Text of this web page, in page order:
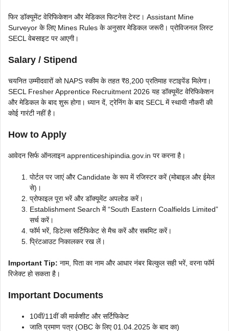
फिर डॉक्यूमेंट वेरिफिकेशन और मेडिकल फिटनेस टेस्ट। Assistant Mine
Surveyor के लिए Mines Rules के अनुसार मेडिकल जरूरी। प्रोविजनल लिस्ट
SECL वेबसाइट पर आएगी।
Salary / Stipend
चयनित उम्मीदवारों को NAPS स्कीम के तहत ₹8,200 प्रतिमाह स्टाइपेंड मिलेगा।
SECL Fresher Apprentice Recruitment 2026 यह डॉक्यूमेंट वेरिफिकेशन
और मेडिकल के बाद शुरू होगा। ध्यान दें, ट्रेनिंग के बाद SECL में स्थायी नौकरी की
कोई गारंटी नहीं है।
How to Apply
आवेदन सिर्फ ऑनलाइन apprenticeshipindia.gov.in पर करना है।
पोर्टल पर जाएं और Candidate के रूप में रजिस्टर करें (मोबाइल और ईमेल
से)।
प्रोफाइल पूरा भरें और डॉक्यूमेंट अपलोड करें।
Establishment Search में “South Eastern Coalfields Limited”
सर्च करें।
फॉर्म भरें, डिटेल्स सर्टिफिकेट से मैच करें और सबमिट करें।
प्रिंटआउट निकालकर रख लें।
Important Tip: नाम, पिता का नाम और आधार नंबर बिल्कुल सही भरें, वरना फॉर्म
रिजेक्ट हो सकता है।
Important Documents
10वीं/11वीं की मार्कशीट और सर्टिफिकेट
जाति प्रमाण पत्र (OBC के लिए 01.04.2025 के बाद का)